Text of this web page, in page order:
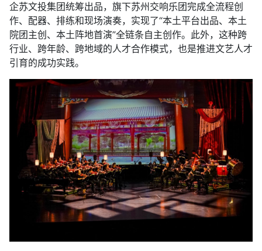
企苏文投集团统筹出品，旗下苏州交响乐团完成全流程创
作、配器、排练和现场演奏，实现了“本土平台出品、本土
院团主创、本土阵地首演”全链条自主创作。此外，这种跨
行业、跨年龄、跨地域的人才合作模式，也是推进文艺人才
引育的成功实践。